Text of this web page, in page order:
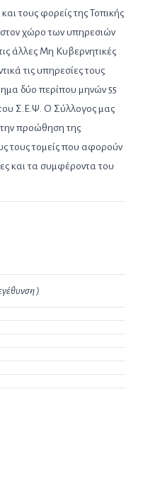
τους φορείς της Τοπικής
στον χώρο των υπηρεσιών
άλλες Μη Κυβερνητικές
τις υπηρεσίες τους
δύο περίπου μηνών 55
Σ.Ε.Ψ. Ο Σύλλογος μας
προώθηση της
τους τομείς που αφορούν
και τα συμφέροντα του
)